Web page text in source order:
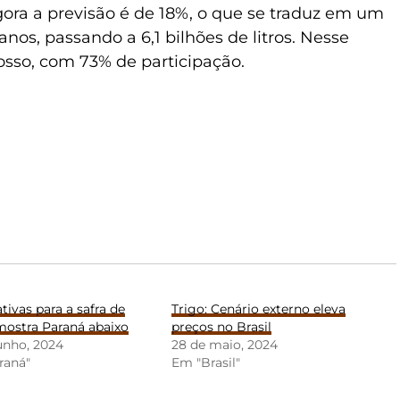
a previsão é de 18%, o que se traduz em um
passando a 6,1 bilhões de litros. Nesse
com 73% de participação.
para a safra de
Paraná abaixo
2024
Trigo: Cenário externo eleva
preços no Brasil
28 de maio, 2024
Em "Brasil"